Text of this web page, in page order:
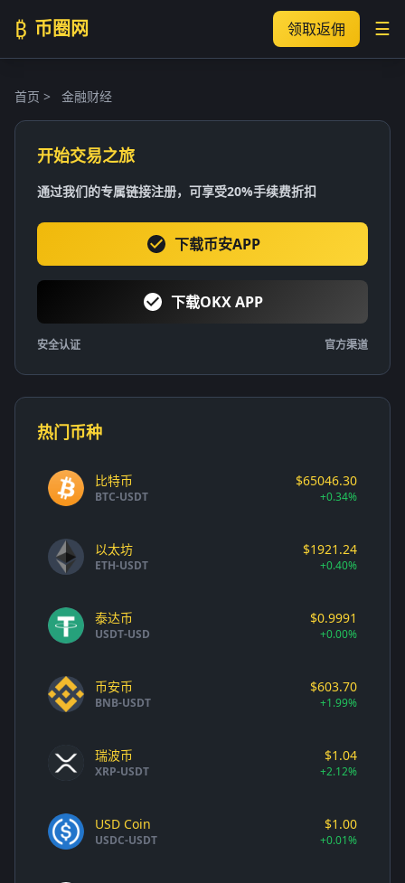
₿ 币圈网 领取返佣 ☰
首页 > 金融财经
开始交易之旅
通过我们的专属链接注册，可享受20%手续费折扣
下载币安APP
下载OKX APP
安全认证 官方渠道
热门币种
比特币
BTC-USDT
$65046.30
+0.34%
以太坊
ETH-USDT
$1921.24
+0.40%
泰达币
USDT-USD
$0.9991
+0.00%
币安币
BNB-USDT
$603.70
+1.99%
瑞波币
XRP-USDT
$1.04
+2.12%
USD Coin
USDC-USDT
$1.00
+0.01%